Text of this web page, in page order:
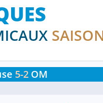
5-2 OM